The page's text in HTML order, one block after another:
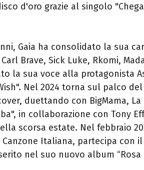
d'oro grazie al singolo
Gaia ha consolidato la sua
Brave, Sick Luke, Rkomi,
la sua voce alla protagonista
Nel 2024 torna sul palco
duettando con BigMama,
in collaborazione con Tony
scorsa estate. Nel febbraio
Italiana, partecipa con
nel suo nuovo album “Rosa